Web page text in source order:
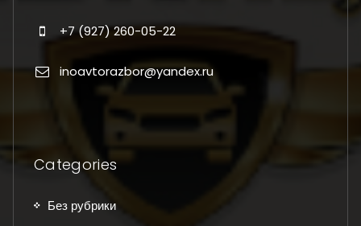
+7 (927) 260-05-22
inoavtorazbor@yandex.ru
Categories
Без рубрики